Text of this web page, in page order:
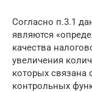
Согласно п.3.1
являются
качества
увеличения
которых связана
контрольных